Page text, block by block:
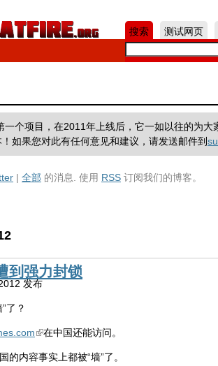
Jump to
搜索 测试网页
个项目，在2011年上线后，它一如以往的为
如果您对此有任何意见和建议，请发送邮件到
| 全部 的消息. 使用 RSS 订阅我们的博客。
到强力封锁
发布
了？
在中国还能访问。
的内容事实上都被“墙”了。